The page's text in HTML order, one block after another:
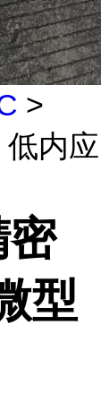
>
内应
密
型